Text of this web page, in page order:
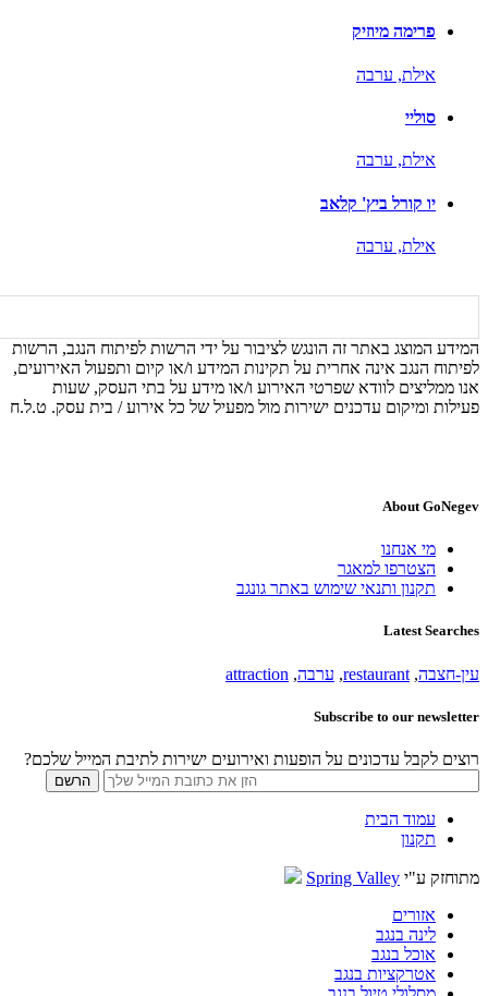
פרימה מיוזיק
אילת, ערבה
סוליי
אילת, ערבה
יו קורל ביץ' קלאב
אילת, ערבה
המידע המוצג באתר זה הונגש לציבור על ידי הרשות לפיתוח הנגב, הרשות
לפיתוח הנגב אינה אחרית על תקינות המידע ו/או קיום ותפעול האירועים,
אנו ממליצים לוודא שפרטי האירוע ו/או מידע על בתי העסק, שעות
פעילות ומיקום עדכנים ישירות מול מפעיל של כל אירוע / בית עסק. ט.ל.ח
About GoNegev
מי אנחנו
הצטרפו למאגר
תקנון ותנאי שימוש באתר גונגב
Latest Searches
עין-חצבה,
restaurant
, ערבה,
attraction
Subscribe to our newsletter
רוצים לקבל עדכונים על הופעות ואירועים ישירות לתיבת המייל שלכם?
עמוד הבית
תקנון
מתוחזק ע"י Spring Valley
אזורים
לינה בנגב
אוכל בנגב
אטרקציות בנגב